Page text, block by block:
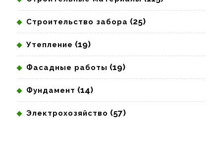
Строительство забора (25)
Утепление (19)
Фасадные работы (19)
Фундамент (14)
Электрохозяйство (57)